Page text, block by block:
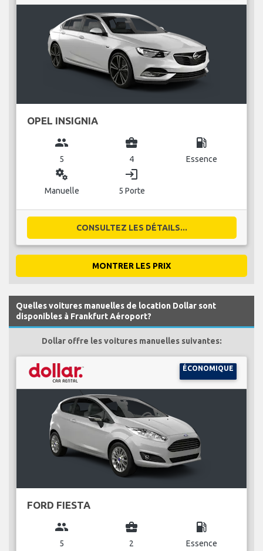
OPEL INSIGNIA
group
5
business_center
4
local_gas_station
Essence
miscellaneous_services
Manuelle
login
5 Porte
CONSULTEZ LES DÉTAILS...
MONTRER LES PRIX
Quelles voitures manuelles de location Dollar sont
disponibles à Frankfurt Aéroport?
Dollar offre les voitures manuelles suivantes:
ÉCONOMIQUE
FORD FIESTA
group
5
business_center
2
local_gas_station
Essence